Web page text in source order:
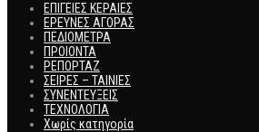
ΕΠΙΓΕΙΕΣ ΚΕΡΑΙΕΣ
ΕΡΕΥΝΕΣ ΑΓΟΡΑΣ
ΠΕΔΙΟΜΕΤΡΑ
ΠΡΟΙΟΝΤΑ
ΡΕΠΟΡΤΑΖ
ΣΕΙΡΕΣ – ΤΑΙΝΙΕΣ
ΣΥΝΕΝΤΕΥΞΕΙΣ
ΤΕΧΝΟΛΟΓΙΑ
Χωρίς κατηγορία